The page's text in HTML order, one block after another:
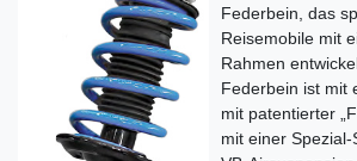
Federbein, das
Reisemobile mit
Rahmen
Federbein ist mit
mit patentierter
mit einer